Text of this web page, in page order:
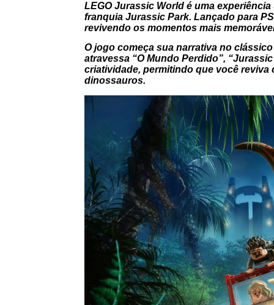
LEGO Jurassic World é uma
franquia Jurassic Park. Lançado para
revivendo os momentos mais
O jogo começa sua narrativa no
atravessa “O Mundo Perdido”,
criatividade, permitindo que você
dinossauros.